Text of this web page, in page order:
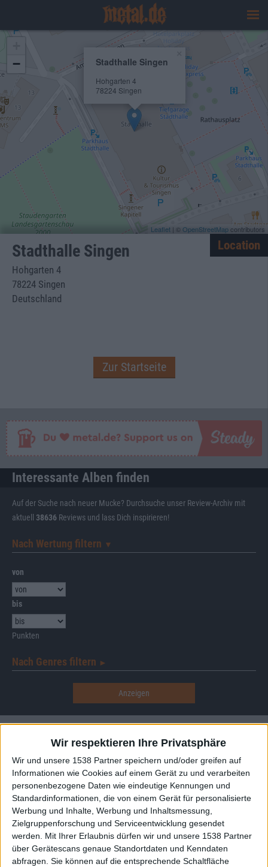
Wir respektieren Ihre Privatsphäre
Wir und unsere 1538 Partner speichern und/oder greifen auf
Informationen wie Cookies auf einem Gerät zu und verarbeiten
personenbezogene Daten wie eindeutige Kennungen und
Standardinformationen, die von einem Gerät für personalisierte
Werbung und Inhalte, Werbung und Inhaltsmessung,
Zielgruppenforschung und Serviceentwicklung gesendet
werden.
Mit Ihrer Erlaubnis dürfen wir und unsere 1538 Partner
über Gerätescans genaue Standortdaten und Kenndaten
abfragen. Sie können auf die entsprechende Schaltfläche
Stadthalle Singen
Hohgarten 4
78224 Singen
−
Leaflet | ©OpenStreetMapcontributors
Stadthalle Singen Location
Hohgarten 4
78224 Singen
Deutschland
Zur Startseite
Interessante Alben finden
Auf der Suche nach neuer Mucke? Durchsuche unser Review-Archiv mit
aktuell 38636 Reviews und lass Dich inspirieren!
Nach Wertung filtern ▼︎
von
bis
Punkten
Nach Genres filtern ►︎
Aktuell